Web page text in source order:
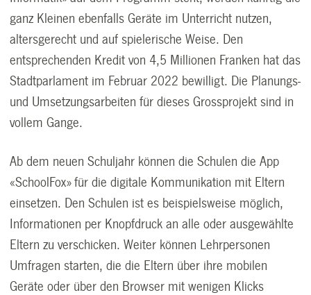
ganz Kleinen ebenfalls Geräte im Unterricht nutzen,
altersgerecht und auf spielerische Weise. Den
entsprechenden Kredit von 4,5 Millionen Franken hat das
Stadtparlament im Februar 2022 bewilligt. Die Planungs-
und Umsetzungsarbeiten für dieses Grossprojekt sind in
vollem Gange.
Ab dem neuen Schuljahr können die Schulen die App
«SchoolFox» für die digitale Kommunikation mit Eltern
einsetzen. Den Schulen ist es beispielsweise möglich,
Informationen per Knopfdruck an alle oder ausgewählte
Eltern zu verschicken. Weiter können Lehrpersonen
Umfragen starten, die die Eltern über ihre mobilen
Geräte oder über den Browser mit wenigen Klicks